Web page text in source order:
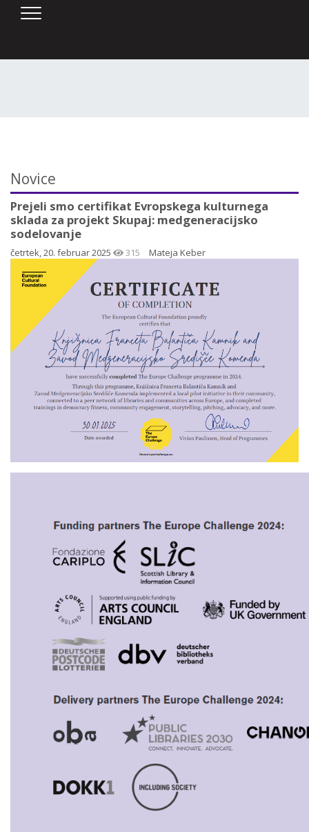
Novice
Prejeli smo certifikat Evropskega kulturnega
sklada za projekt Skupaj: medgeneracijsko
sodelovanje
četrtek, 20. februar 2025 315 Mateja Keber